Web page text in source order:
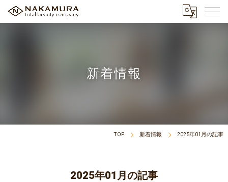
新着情報
TOP 新着情報 2025年01月の記事
2025年01月の記事